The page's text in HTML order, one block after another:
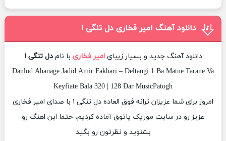
دانلود آهنگ امیر فخاری دل تنگی ۱
دانلود آهنگ جدید و بسیار زیبایامیر فخاری با نامدل تنگی ۱
Danlod Ahanage Jadid Amir Fakhari – Deltangi 1 Ba Matne Tarane Va
Keyfiate Bala 320 | 128 Dar MusicPatogh
امروز برای شما عزیزان ترانه فوق العاده دل تنگی ۱ با صدای امیر فخاری
عزیز رو در سایت موزیک پاتوق آماده کردیم، حتما این اهنگ رو
بشنوید و نظرتون رو بگید